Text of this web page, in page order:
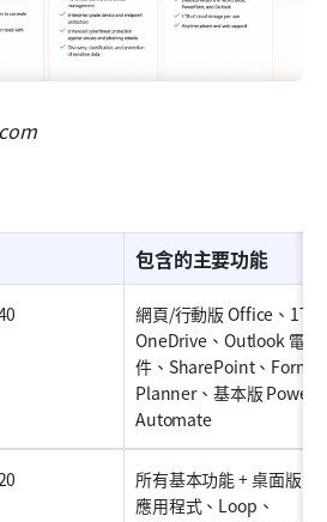
包含的主要功能
網頁/行動版 Office、1TB
OneDrive、Outlook 電子
件、SharePoint、Forms
Planner、基本版 Power
Automate
所有基本功能 + 桌面版
應用程式、Loop、